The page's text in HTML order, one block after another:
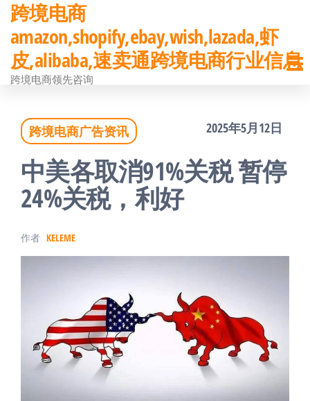
前
往
内
跨境电商
amazon,shopify,ebay,wish,lazada,虾
皮,alibaba,速卖通跨境电商行业信息
跨境电商领先咨询
跨境电商广告资讯 2025年5月12日
中美各取消91%关税 暂停
24%关税，利好
作者 KELEME